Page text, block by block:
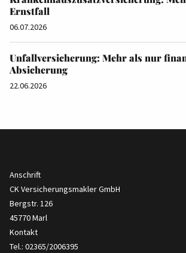
Ernstfall
06.07.2026
Unfallversicherung: Mehr als nur
Absicherung
22.06.2026
Anschrift
CK Versicherungsmakler GmbH
Bergstr. 126
45770 Marl
Kontakt
Tel.: 02365/2006395